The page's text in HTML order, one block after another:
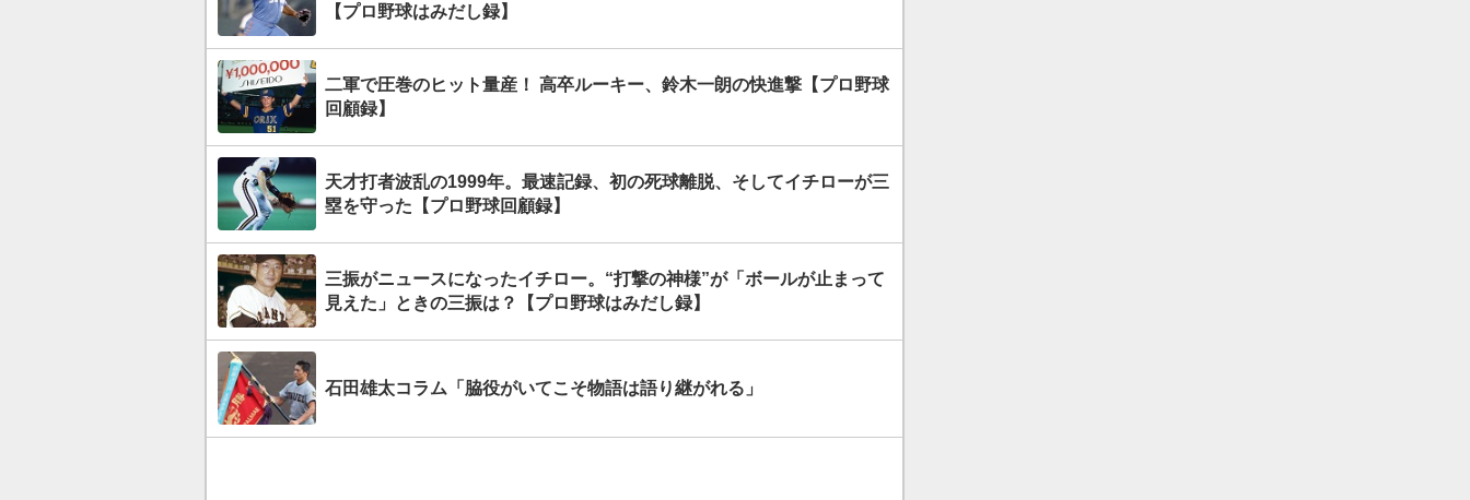
【プロ野球はみだし録】
二軍で圧巻のヒット量産！ 高卒ルーキー、鈴木一朗の快進撃【プロ野球
回顧録】
天才打者波乱の1999年。最速記録、初の死球離脱、そしてイチローが三
塁を守った【プロ野球回顧録】
三振がニュースになったイチロー。“打撃の神様”が「ボールが止まって
見えた」ときの三振は？【プロ野球はみだし録】
石田雄太コラム「脇役がいてこそ物語は語り継がれる」